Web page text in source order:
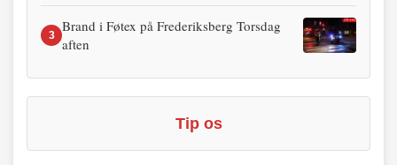
3
Brand i Føtex på Frederiksberg Torsdag
aften
Tip os